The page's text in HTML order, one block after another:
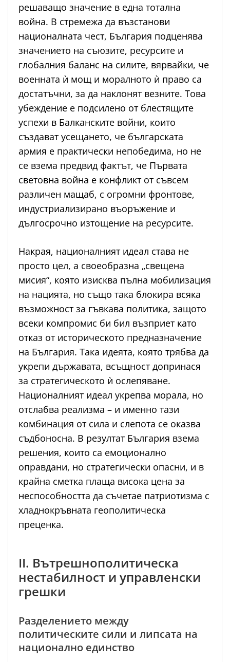
решаващо значение в една тотална
война. В стремежа да възстанови
националната чест, България подценява
значението на съюзите, ресурсите и
глобалния баланс на силите, вярвайки, че
военната ѝ мощ и моралното ѝ право са
достатъчни, за да наклонят везните. Това
убеждение е подсилено от блестящите
успехи в Балканските войни, които
създават усещането, че българската
армия е практически непобедима, но не
се взема предвид фактът, че Първата
световна война е конфликт от съвсем
различен мащаб, с огромни фронтове,
индустриализирано въоръжение и
дългосрочно изтощение на ресурсите.
Накрая, националният идеал става не
просто цел, а своеобразна „свещена
мисия“, която изисква пълна мобилизация
на нацията, но също така блокира всяка
възможност за гъвкава политика, защото
всеки компромис би бил възприет като
отказ от историческото предназначение
на България. Така идеята, която трябва да
укрепи държавата, всъщност допринася
за стратегическото ѝ ослепяване.
Националният идеал укрепва морала, но
отслабва реализма – и именно тази
комбинация от сила и слепота се оказва
съдбоносна. В резултат България взема
решения, които са емоционално
оправдани, но стратегически опасни, и в
крайна сметка плаща висока цена за
неспособността да съчетае патриотизма с
хладнокръвната геополитическа
преценка.
II. Вътрешнополитическа
нестабилност и управленски
грешки
Разделението между
политическите сили и липсата на
национално единство